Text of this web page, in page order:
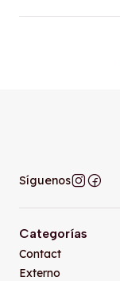
Síguenos
Categorías
Contact
Externo